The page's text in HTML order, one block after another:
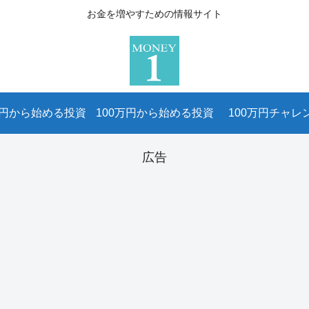
お金を増やすための情報サイト
から始める投資 100万円から始める投資 100万円チャレ
広告